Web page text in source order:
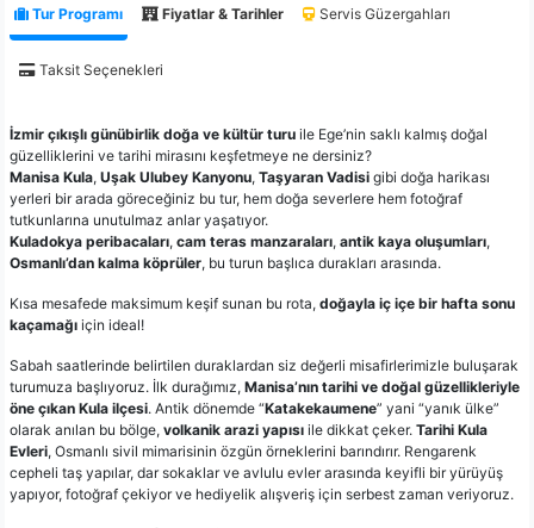
Tur Programı Fiyatlar & Tarihler Servis Güzergahları
Taksit Seçenekleri
İzmir çıkışlı günübirlik doğa ve kültür turu ile Ege’nin saklı kalmış doğal
güzelliklerini ve tarihi mirasını keşfetmeye ne dersiniz?
Manisa Kula, Uşak Ulubey Kanyonu, Taşyaran Vadisi gibi doğa harikası
yerleri bir arada göreceğiniz bu tur, hem doğa severlere hem fotoğraf
tutkunlarına unutulmaz anlar yaşatıyor.
Kuladokya peribacaları, cam teras manzaraları, antik kaya oluşumları,
Osmanlı’dan kalma köprüler, bu turun başlıca durakları arasında.
Kısa mesafede maksimum keşif sunan bu rota, doğayla iç içe bir hafta sonu
kaçamağı için ideal!
Sabah saatlerinde belirtilen duraklardan siz değerli misafirlerimizle buluşarak
turumuza başlıyoruz. İlk durağımız, Manisa’nın tarihi ve doğal güzellikleriyle
öne çıkan Kula ilçesi. Antik dönemde “Katakekaumene” yani “yanık ülke”
olarak anılan bu bölge, volkanik arazi yapısı ile dikkat çeker. Tarihi Kula
Evleri, Osmanlı sivil mimarisinin özgün örneklerini barındırır. Rengarenk
cepheli taş yapılar, dar sokaklar ve avlulu evler arasında keyifli bir yürüyüş
yapıyor, fotoğraf çekiyor ve hediyelik alışveriş için serbest zaman veriyoruz.